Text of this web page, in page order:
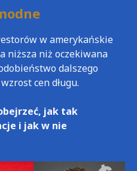
w amerykańskie
niższa niż oczekiwana
dalszego
cen długu.
jak tak
i jak w nie